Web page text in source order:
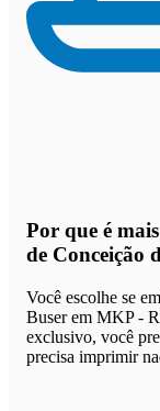
Por que é
de Conceição
Você escolhe se
Buser em MKP -
exclusivo, você
precisa imprimir